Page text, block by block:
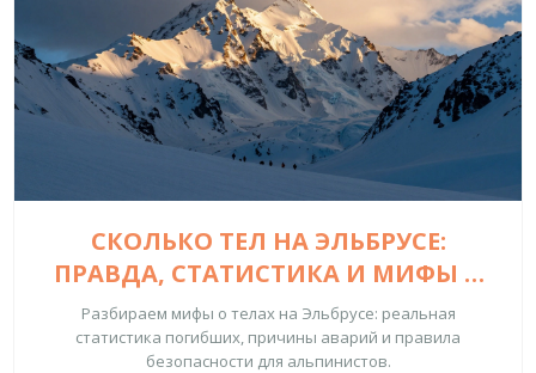
СКОЛЬКО ТЕЛ НА ЭЛЬБРУСЕ:
ПРАВДА, СТАТИСТИКА И МИФЫ О
«ДОЛИНЕ СМЕРТИ»
Разбираем мифы о телах на Эльбрусе: реальная
статистика погибших, причины аварий и правила
безопасности для альпинистов.